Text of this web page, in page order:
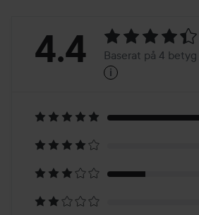
Betyg:
Baserat
på
4
4.4 Baserat på 4 betyg
i